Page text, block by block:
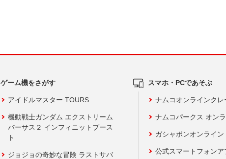
ゲーム機をさがす
アイドルマスター TOURS
機動戦士ガンダム エクストリーム
バーサス２ インフィニットブース
ト
ジョジョの奇妙な冒険 ラストサバ
スマホ・PCであそぶ
ナムコオンラインクレ
ナムコパークス オン
ガシャポンオンライン
公式スマートフォンア